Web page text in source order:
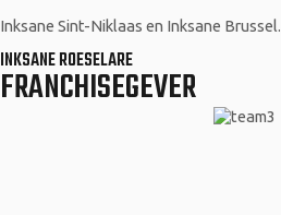
Inksane Sint-Niklaas en Inksane Brussel.
INKSANE ROESELARE
FRANCHISEGEVER